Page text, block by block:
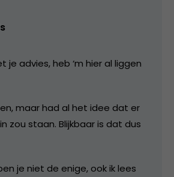
advies, heb ‘m hier al liggen
maar had al het idee dat er
zou staan. Blijkbaar is dat dus
je niet de enige, ook ik lees